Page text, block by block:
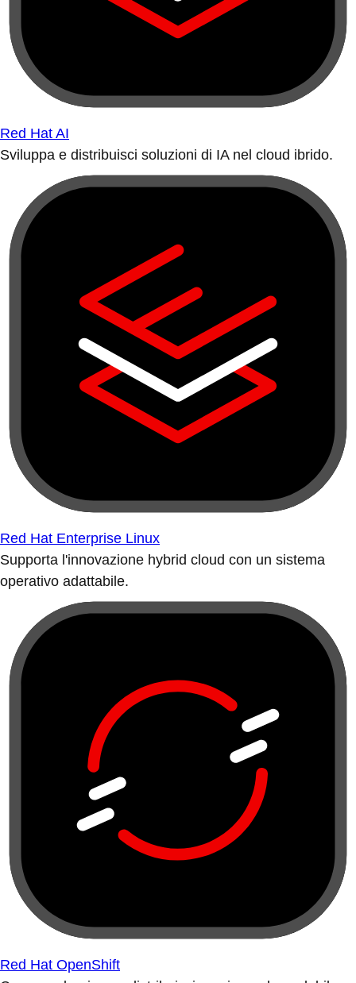
Red Hat AI
Sviluppa e distribuisci soluzioni di IA nel cloud ibrido.
Red Hat Enterprise Linux
Supporta l'innovazione hybrid cloud con un sistema
operativo adattabile.
Red Hat OpenShift